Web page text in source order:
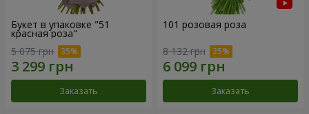
Букет в упаковке "51
красная роза"
5 075 грн
Заказать
101 розовая роза
8 132 грн
Заказать